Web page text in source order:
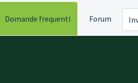
Domande frequenti Forum